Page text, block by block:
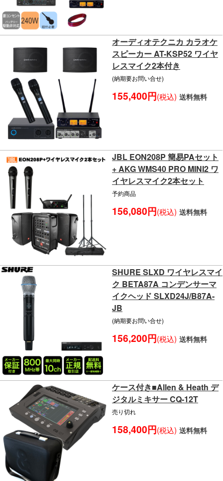
オーディオテクニカ カラオケ
スピーカー AT-KSP52 ワイヤ
レスマイク2本付き
(納期要お問い合せ)
155,400円(税込) 送料無料
JBL EON208P 簡易PAセット
+ AKG WMS40 PRO MINI2 ワ
イヤレスマイク2本セット
予約商品
156,080円(税込) 送料無料
SHURE SLXD ワイヤレスマイ
ク BETA87A コンデンサーマ
イクヘッド SLXD24J/B87A-
JB
(納期要お問い合せ)
156,200円(税込) 送料無料
ケース付き■Allen & Heath デ
ジタルミキサー CQ-12T
売り切れ
158,400円(税込) 送料無料